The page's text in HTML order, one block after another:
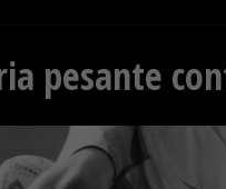
pesante